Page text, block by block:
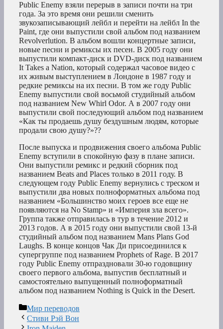
Public Enemy взяли перерыв в записи почти на три
года. За это время они решили сменить
звукозаписывающий лейбл и перейти на лейбл In the
Paint, где они выпустили свой альбом под названием
Revolverlution. В альбом вошли концертные записи,
новые песни и ремиксы их песен. В 2005 году они
выпустили компакт-диск и DVD-диск под названием
It Takes a Nation, который содержал часовое видео с
их живым выступлением в Лондоне в 1987 году и
редкие ремиксы на их песни. В том же году Public
Enemy выпустили свой восьмой студийный альбом
под названием New Whirl Odor. А в 2007 году они
выпустили свой последующий альбом под названием
«Как ты продаешь душу бездушным людям, которые
продали свою душу?»??
После выпуска и продвижения своего альбома Public
Enemy вступили в спокойную фазу в плане записи.
Они выпустили ремикс и редкий сборник под
названием Beats and Places только в 2011 году. В
следующем году Public Enemy вернулись с треском и
выпустили два новых полноформатных альбома под
названием «Большинство моих героев все еще не
появляются на No Stamp» и «Империя зла всего».
Группа также отправилась в тур в течение 2012 и
2013 годов. А в 2015 году они выпустили свой 13-й
студийный альбом под названием Mans Plans God
Laughs. В конце концов Чак Ди присоединился к
супергруппе под названием Prophets of Rage. В 2017
году Public Enemy отпраздновали 30-ю годовщину
своего первого альбома, выпустив бесплатный и
самостоятельно выпущенный полноформатный
альбом под названием Nothing is Quick in the Desert.
Рубрики
Мир переводов
Стиви Рэй Вон